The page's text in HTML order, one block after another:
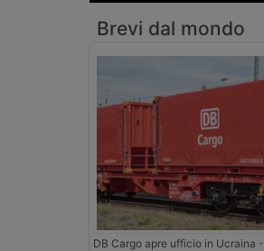
Brevi dal mondo
DB Cargo apre ufficio in Ucraina